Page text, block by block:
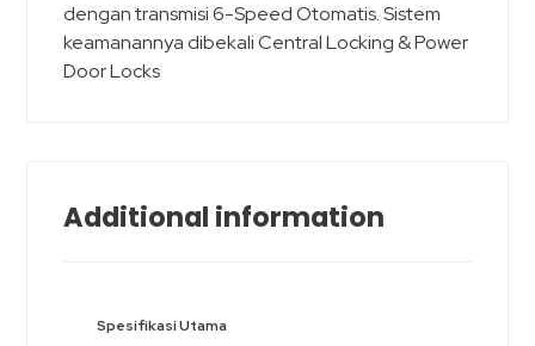
dengan transmisi 6-Speed Otomatis. Sistem
keamanannya dibekali Central Locking & Power
Door Locks
Additional information
Spesifikasi Utama